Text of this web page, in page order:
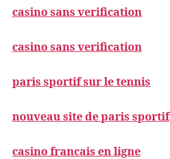
casino sans verification
casino sans verification
paris sportif sur le tennis
nouveau site de paris sportif
casino francais en ligne